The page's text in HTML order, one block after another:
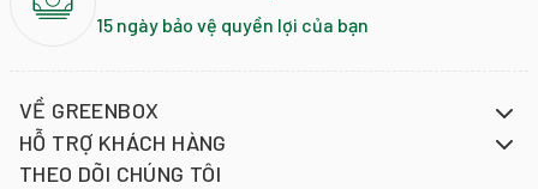
15 ngày bảo vệ quyền lợi của bạn
VỀ GREENBOX
HỖ TRỢ KHÁCH HÀNG
THEO DÕI CHÚNG TÔI